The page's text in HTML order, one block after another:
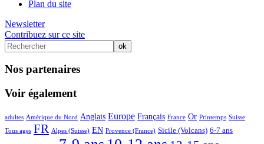
Plan du site
Newsletter
Contribuez sur ce site
Nos partenaires
Voir également
6/65
adultes
6/65 Amérique du Nord
28/65 Anglais
30/65 Europe
23/65 Français
14/65 France
25/65 Or
2/65 Printemps
7/65 Suisse
6/65
Tous ages
48/65 FR
7/65 Alpes (Suisse)
23/65 EN
5/65 Provence (France)
17/65 Sicile (Volcans)
17/65 6-7 ans
9/65